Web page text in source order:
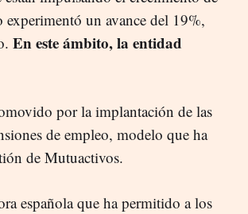
experimentó un avance del 19%,
En este ámbito, la entidad
por la implantación de las
de empleo, modelo que ha
de Mutuactivos.
española que ha permitido a los